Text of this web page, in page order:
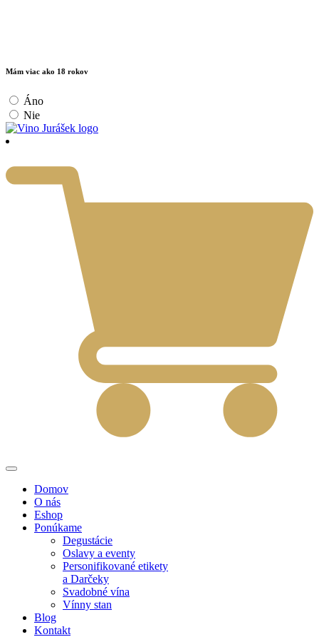
Mám viac ako 18 rokov
Áno
Nie
Domov
O nás
Eshop
Ponúkame
Degustácie
Oslavy a eventy
Personifikované etikety
a Darčeky
Svadobné vína
Vínny stan
Blog
Kontakt